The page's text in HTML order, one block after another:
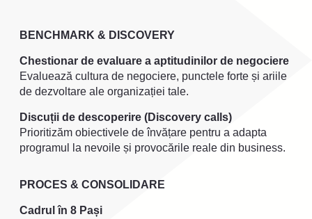
BENCHMARK & DISCOVERY
Chestionar de evaluare a aptitudinilor de negociere
Evaluează cultura de negociere, punctele forte și ariile
de dezvoltare ale organizației tale.
Discuții de descoperire (Discovery calls)
Prioritizăm obiectivele de învățare pentru a adapta
programul la nevoile și provocările reale din business.
PROCES & CONSOLIDARE
Cadrul în 8 Pași